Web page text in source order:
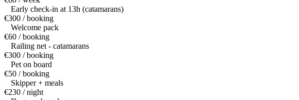
Early check-in at 13h (catamarans)
€300 / booking
Welcome pack
€60 / booking
Railing net - catamarans
€300 / booking
Pet on board
€50 / booking
Skipper + meals
€230 / night